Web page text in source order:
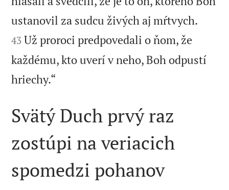
ustanovil za sudcu živých aj mŕtvych.
43 Už proroci predpovedali o ňom, že
každému, kto uverí v neho, Boh odpustí
hriechy.“
Svätý Duch prvý raz
zostúpi na veriacich
spomedzi pohanov